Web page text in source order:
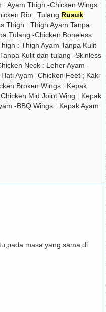
Ayam Thigh -Chicken Wings :
Rib : Tulang Rusuk
Thigh : Thigh Ayam Tanpa
Tulang -Chicken Boneless
: Thigh Ayam Tanpa Kulit
Kulit dan tulang -Skinless
Neck : Leher Ayam -
Ayam -Chicken Feet ; Kaki
Broken Wings : Kepak
Mid Joint Wing : Kepak
-BBQ Wings : Kepak Ayam
masa yang sama,di